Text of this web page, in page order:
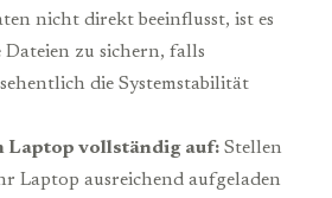
nicht direkt beeinflusst, ist es
zu sichern, falls
die Systemstabilität
Laptop vollständig auf: Stellen
Laptop ausreichend aufgeladen